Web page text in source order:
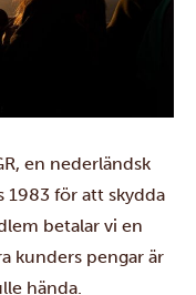
en nederländsk
1983 för att skydda
betalar vi en
kunders pengar är
hända.